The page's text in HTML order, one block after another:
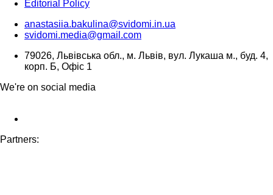
Editorial Policy
anastasiia.bakulina@svidomi.in.ua
svidomi.media@gmail.com
79026, Львівська обл., м. Львів, вул. Лукаша м., буд. 4,
корп. Б, Офіс 1
We're on social media
Partners: